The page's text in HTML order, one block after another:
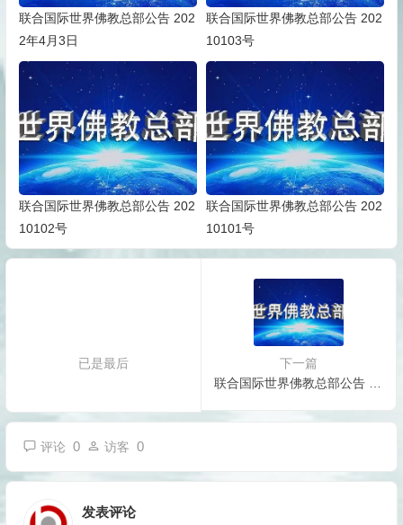
联合国际世界佛教总部公告 202
2年4月3日
联合国际世界佛教总部公告 202
10103号
联合国际世界佛教总部公告 202
10102号
联合国际世界佛教总部公告 202
10101号
已是最后
下一篇
评论 0 访客 0
发表评论